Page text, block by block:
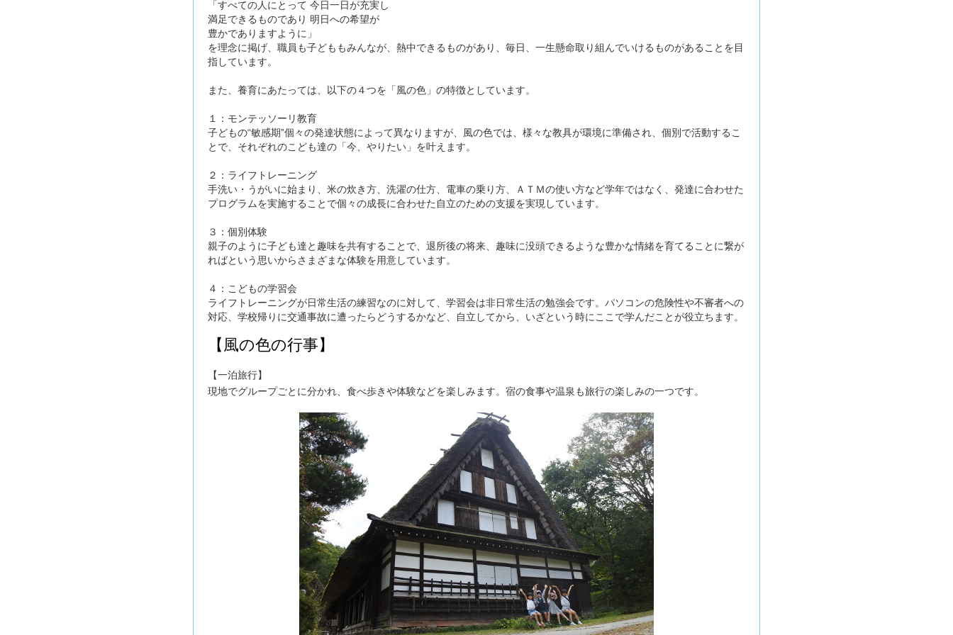
「すべての人にとって 今日一日が充実し
満足できるものであり 明日への希望が
豊かでありますように」
を理念に掲げ、職員も子どももみんなが、熱中できるものがあり、毎日、一生懸命取り組んでいけるものがあることを目
指しています。
また、養育にあたっては、以下の４つを「風の色」の特徴としています。
１：モンテッソーリ教育
子どもの“敏感期”個々の発達状態によって異なりますが、風の色では、様々な教具が環境に準備され、個別で活動するこ
とで、それぞれのこども達の「今、やりたい」を叶えます。
２：ライフトレーニング
手洗い・うがいに始まり、米の炊き方、洗濯の仕方、電車の乗り方、ＡＴＭの使い方など学年ではなく、発達に合わせた
プログラムを実施することで個々の成長に合わせた自立のための支援を実現しています。
３：個別体験
親子のように子ども達と趣味を共有することで、退所後の将来、趣味に没頭できるような豊かな情緒を育てることに繋が
ればという思いからさまざまな体験を用意しています。
４：こどもの学習会
ライフトレーニングが日常生活の練習なのに対して、学習会は非日常生活の勉強会です。パソコンの危険性や不審者への
対応、学校帰りに交通事故に遭ったらどうするかなど、自立してから、いざという時にここで学んだことが役立ちます。
【風の色の行事】
【一泊旅行】
現地でグループごとに分かれ、食べ歩きや体験などを楽しみます。宿の食事や温泉も旅行の楽しみの一つです。